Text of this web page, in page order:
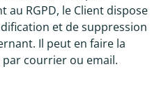
RGPD, le Client dispose
et de suppression
Il peut en faire la
courrier ou email.